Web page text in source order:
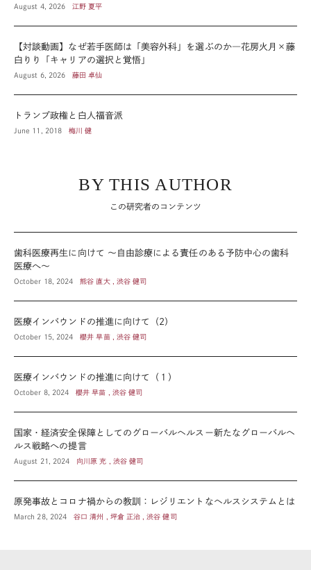
August 4, 2026 江野 夏平
【対談動画】なぜ若手医師は「美容外科」を選ぶのか―花房火月×藤
白りり「キャリアの選択と覚悟」
August 6, 2026 藤田 卓仙
トランプ政権と白人福音派
June 11, 2018 梅川 健
BY THIS AUTHOR
この研究者のコンテンツ
歯科医療再生に向けて 〜自由診療による責任のある予防中心の歯科
医療へ〜
October 18, 2024 熊谷 直大 , 渋谷 健司
医療インバウンドの推進に向けて（2）
October 15, 2024 櫻井 早苗 , 渋谷 健司
医療インバウンドの推進に向けて（１）
October 8, 2024 櫻井 早苗 , 渋谷 健司
国家・経済安全保障としてのグローバルヘルスー新たなグローバルヘ
ルス戦略への提言
August 21, 2024 向川原 充 , 渋谷 健司
原発事故とコロナ禍からの教訓：レジリエントなヘルスシステムとは
March 28, 2024 谷口 清州 , 坪倉 正治 , 渋谷 健司